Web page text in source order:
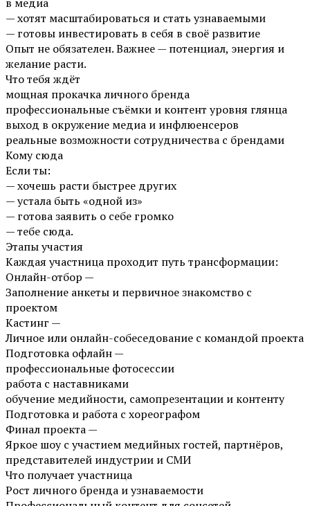
— хотят масштабироваться и стать узнаваемыми
— готовы инвестировать в себя в своё развитие
Опыт не обязателен. Важнее — потенциал, энергия и
желание расти.
Что тебя ждёт
мощная прокачка личного бренда
профессиональные съёмки и контент уровня глянца
выход в окружение медиа и инфлюенсеров
реальные возможности сотрудничества с брендами
Кому сюда
Если ты:
— хочешь расти быстрее других
— устала быть «одной из»
— готова заявить о себе громко
— тебе сюда.
Этапы участия
Каждая участница проходит путь трансформации:
Онлайн-отбор —
Заполнение анкеты и первичное знакомство с
проектом
Кастинг —
Личное или онлайн-собеседование с командой проекта
Подготовка офлайн —
профессиональные фотосессии
работа с наставниками
обучение медийности, самопрезентации и контенту
Подготовка и работа с хореографом
Финал проекта —
Яркое шоу с участием медийных гостей, партнёров,
представителей индустрии и СМИ
Что получает участница
Рост личного бренда и узнаваемости